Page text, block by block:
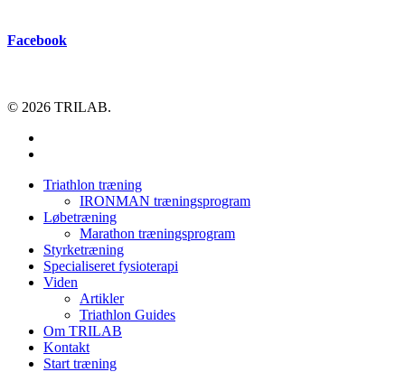
Facebook
© 2026 TRILAB.
Close
Triathlon træning
IRONMAN træningsprogram
Løbetræning
Marathon træningsprogram
Styrketræning
Specialiseret fysioterapi
Viden
Artikler
Triathlon Guides
Om TRILAB
Kontakt
Start træning